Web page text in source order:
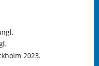
2023.